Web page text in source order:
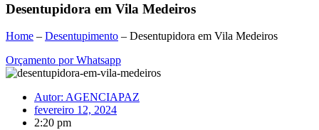
Desentupidora em Vila Medeiros
Home – Desentupimento – Desentupidora em Vila Medeiros
Orçamento por Whatsapp
Autor: AGENCIAPAZ
fevereiro 12, 2024
2:20 pm